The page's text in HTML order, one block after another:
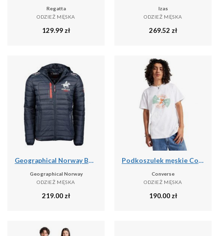
Regatta
ODZIEŻ MĘSKA
129.99 zł
Izas
ODZIEŻ MĘSKA
269.52 zł
Geographical Norway BRICK NAVY GTX kurtka męska (WY6358H).
Geographical Norway
ODZIEŻ MĘSKA
219.00 zł
Podkoszulek męskie Converse Con T shirt M Chuck Patch Distort Tee
Converse
ODZIEŻ MĘSKA
190.00 zł